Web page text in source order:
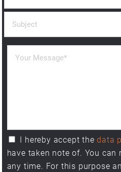
I hereby accept thedata
have taken note of. You can
any time. For this purpose